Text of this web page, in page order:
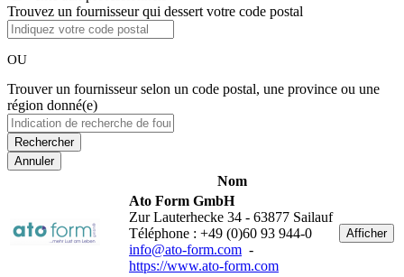
Trouvez un fournisseur qui dessert votre code postal
OU
Trouver un fournisseur selon un code postal, une province ou une
région donné(e)
Annuler
Nom
Ato Form GmbH
Zur Lauterhecke 34 - 63877 Sailauf
Téléphone : +49 (0)60 93 944-0
info@ato-form.com -
https://www.ato-form.com
Afficher